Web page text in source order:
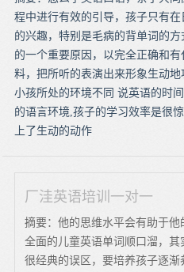
程中进行有效的引导，孩子只有
的兴趣，特别是毛病的背单词的
的一个重要原因，以完全正确和
料，把所听的表演出来形象生动
小孩所处的环境不同 说英语的时
的语言环境,孩子的学习效率是很
上了生动的动作
厂洼英语培训一对一
摘要：他的思维水平会有助于
全面的儿童英语单词顺口溜，
很经典的误区，要培养孩子逐渐